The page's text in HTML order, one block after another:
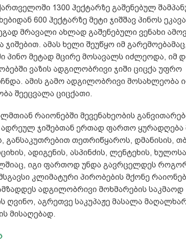
1300 ჰექტარზე გაშენებულ
600 ჰექტარზე მეტი ჯიშშავ პინოს
მრავალი ახლად გაშენებული ვენახი
ჯიშებით. ამას ხელი შეუწყო იმ
პინო მეტად მცირე მოსავალს იძლეოდა, იმ
ვაზის ადგილობრივი ჯიში ციცქა უფრო
ამის გამო ადგილობრივი მოსახლეობა
შეეცვალა ციცქათი.
რაიონებში მევენახეობის
ადრეულ ჯიშებთან ერთად ფართო ყურადღება
განსაკუთრებით თეთრიწყაროს, დმანისის,
ადიგენის, ასპინძის, ლენტეხის,
იგი ფართოდ უნდა გავრცელდეს
კლიმატური პირობების მქონე
ადგილობრივი მოხმარების საკმაოდ
ღვინო, აგრეთვე საკუპაჟე მასალა
მისაღებად.